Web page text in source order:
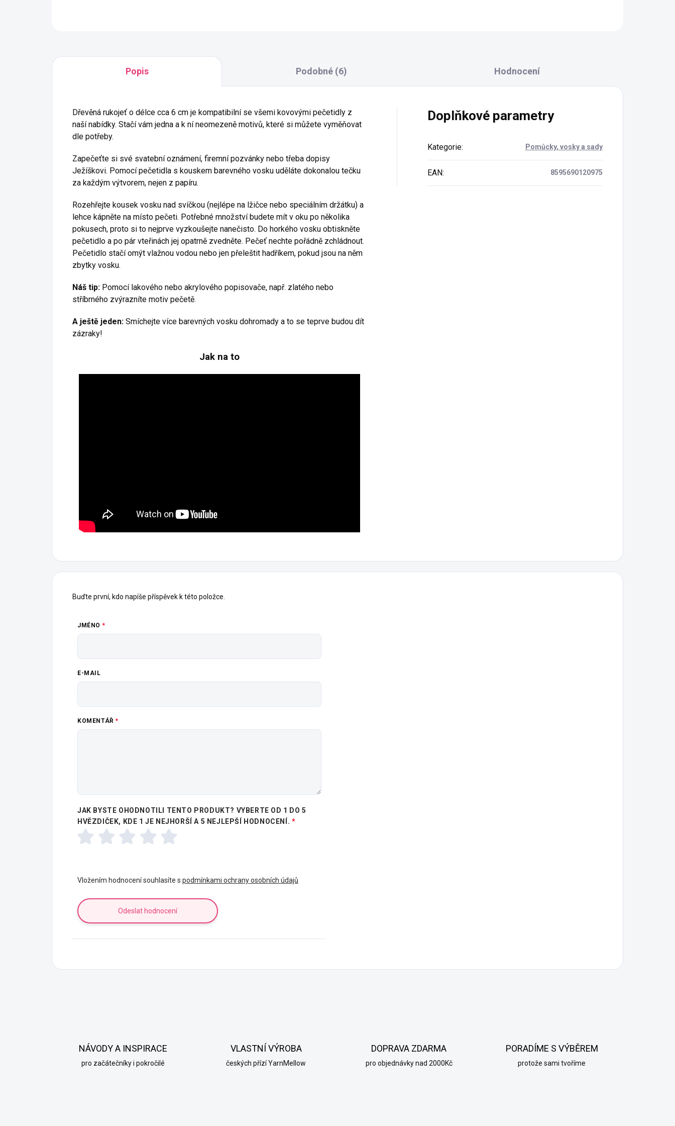
Popis Podobné (6) Hodnocení
Dřevěná rukojeť o délce cca 6 cm je kompatibilní se všemi kovovými pečetidly z
naší nabídky. Stačí vám jedna a k ní neomezeně motivů, které si můžete vyměňovat
dle potřeby.
Zapečeťte si své svatební oznámení, firemní pozvánky nebo třeba dopisy
Ježíškovi. Pomocí pečetidla s kouskem barevného vosku uděláte dokonalou tečku
za každým výtvorem, nejen z papíru.
Rozehřejte kousek vosku nad svíčkou (nejlépe na lžičce nebo speciálním držátku) a
lehce kápněte na místo pečeti. Potřebné množství budete mít v oku po několika
pokusech, proto si to nejprve vyzkoušejte nanečisto. Do horkého vosku obtiskněte
pečetidlo a po pár vteřinách jej opatrně zvedněte. Pečeť nechte pořádně zchládnout.
Pečetidlo stačí omýt vlažnou vodou nebo jen přeleštit hadříkem, pokud jsou na něm
zbytky vosku.
Náš tip: Pomocí lakového nebo akrylového popisovače, např. zlatého nebo
stříbrného zvýrazníte motiv pečetě.
A ještě jeden: Smíchejte více barevných vosku dohromady a to se teprve budou dít
zázraky!
Jak na to
Doplňkové parametry
Kategorie: Pomůcky, vosky a sady
EAN: 8595690120975
Buďte první, kdo napíše příspěvek k této položce.
JMÉNO
E-MAIL
KOMENTÁŘ
JAK BYSTE OHODNOTILI TENTO PRODUKT? VYBERTE OD 1 DO 5
HVĚZDIČEK, KDE 1 JE NEJHORŠÍ A 5 NEJLEPŠÍ HODNOCENÍ.
Vložením hodnocení souhlasíte s podmínkami ochrany osobních údajů
Odeslat hodnocení
NÁVODY A INSPIRACE
pro začátečníky i pokročilé
VLASTNÍ VÝROBA
českých přízí YarnMellow
DOPRAVA ZDARMA
pro objednávky nad 2000Kč
PORADÍME S VÝBĚREM
protože sami tvoříme